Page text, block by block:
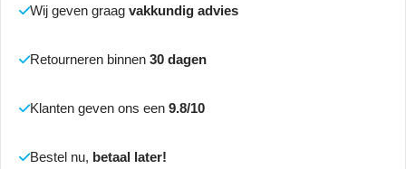
Wij geven graag vakkundig advies
Retourneren binnen 30 dagen
Klanten geven ons een 9.8/10
Bestel nu, betaal later!